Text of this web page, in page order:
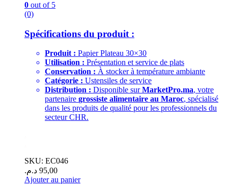
0 out of 5
(0)
Spécifications du produit :
Produit : Papier Plateau 30×30
Utilisation : Présentation et service de plats
Conservation : À stocker à température ambiante
Catégorie : Ustensiles de service
Distribution : Disponible surMarketPro.ma, votre
partenaire grossiste alimentaire au Maroc, spécialisé
dans les produits de qualité pour les professionnels du
secteur CHR.
SKU: EC046
95,00 د.م.
Ajouter au panier